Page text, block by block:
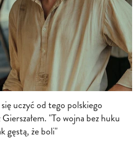
uczyć od tego polskiego
"To wojna bez huku
gęstą, że boli"